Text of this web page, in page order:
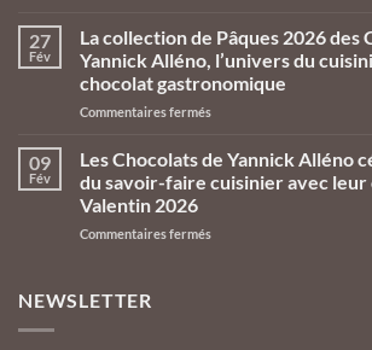
Chocolats
de
Yannick
Alléno
prennent
quartiers
d’été
aux
Lafayette
27
Fév
La collection de Pâques 2026 des
Yannick Alléno, l’univers du
chocolat gastronomique
Commentaires ferméssur
collection
Pâques
des
09
Fév
Les Chocolats de Yannick Alléno
du savoir-faire cuisinier avec
Valentin 2026
Commentaires ferméssur
NEWSLETTER